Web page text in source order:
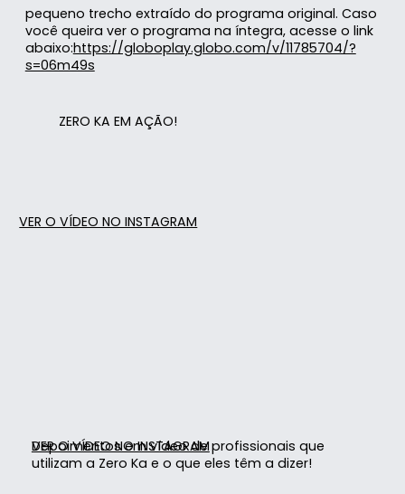
pequeno trecho extraído do programa original. Caso
você queira ver o programa na íntegra, acesse o link
abaixo:https://globoplay.globo.com/v/11785704/?
s=06m49s
ZERO KA EM AÇÃO!
Depoimentos em vídeo de profissionais que
utilizam a Zero Ka e o que eles têm a dizer!
VER O VÍDEO NO INSTAGRAM
VER O VÍDEO NO INSTAGRAM